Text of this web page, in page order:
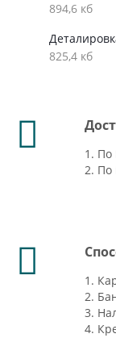
894,6 кб
825,4 кб
1. По
2. По
1.
2.
3.
4.